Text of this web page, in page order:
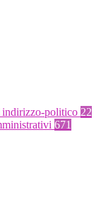
indirizzo-politico 22
671